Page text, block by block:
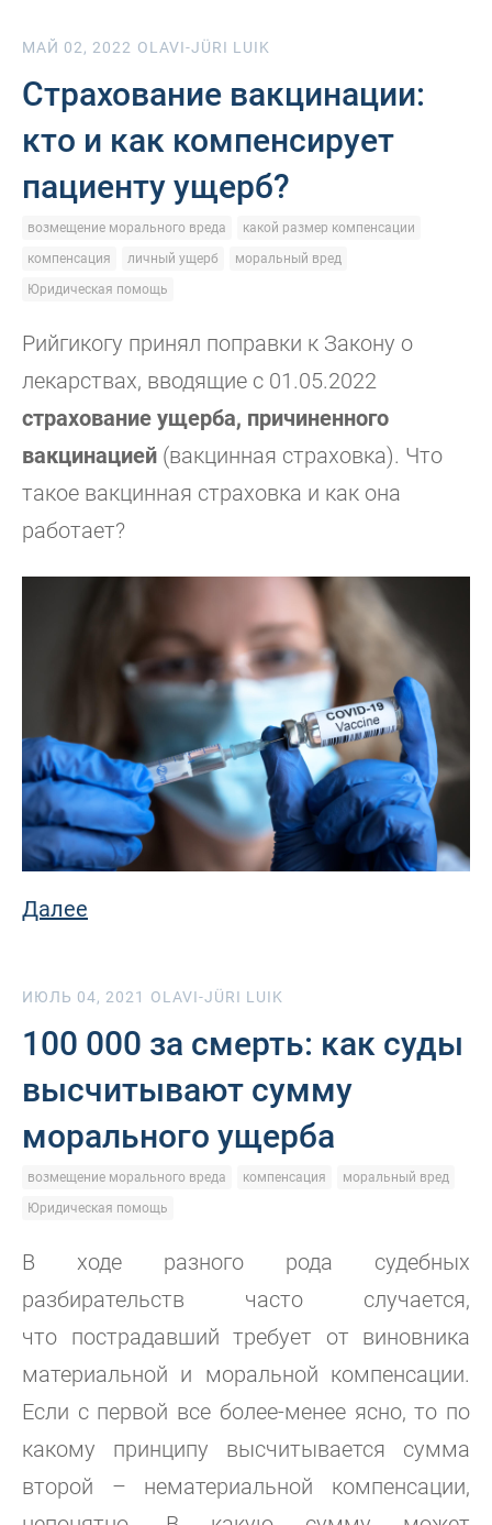
МАЙ 02, 2022 OLAVI-JÜRI LUIK
Страхование вакцинации:
кто и как компенсирует
пациенту ущерб?
возмещение морального вреда
какой размер компенсации
компенсация
личный ущерб
моральный вред
Юридическая помощь
Рийгикогу принял поправки к Закону о
лекарствах, вводящие с 01.05.2022
страхование ущерба, причиненного
вакцинацией (вакцинная страховка). Что
такое вакцинная страховка и как она
работает?
Далее
ИЮЛЬ 04, 2021 OLAVI-JÜRI LUIK
100 000 за смерть: как суды
высчитывают сумму
морального ущерба
возмещение морального вреда компенсация
моральный вред
Юридическая помощь
В ходе разного рода судебных
разбирательств часто случается,
что пострадавший требует от виновника
материальной и моральной компенсации.
Если с первой все более-менее ясно, то по
какому принципу высчитывается сумма
второй – нематериальной компенсации,